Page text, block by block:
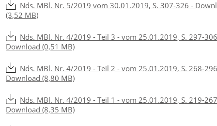
Nds. MBl. Nr. 5/2019 vom 30.01.2019, S. 307-326 -
(3,52 MB)
Nds. MBl. Nr. 4/2019 - Teil 3 - vom 25.01.2019, S. 297-
Download (0,51 MB)
Nds. MBl. Nr. 4/2019 - Teil 2 - vom 25.01.2019, S. 268-
Download (8,80 MB)
Nds. MBl. Nr. 4/2019 - Teil 1 - vom 25.01.2019, S. 219-
Download (8,35 MB)